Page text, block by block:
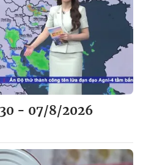
- 07/8/2026